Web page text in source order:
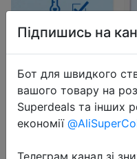
2023-08-31
Підпишись на
Бот для швидкого
вашого товару на
Superdeals та інших
економії
Телеграм канал зі